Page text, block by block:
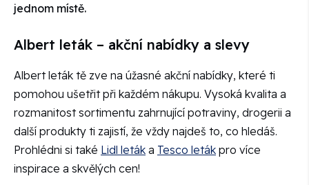
jednom místě.
Albert leták – akční nabídky a slevy
Albert leták tě zve na úžasné akční nabídky, které ti
pomohou ušetřit při každém nákupu. Vysoká kvalita a
rozmanitost sortimentu zahrnující potraviny, drogerii a
další produkty ti zajistí, že vždy najdeš to, co hledáš.
Prohlédni si také Lidl leták a Tesco leták pro více
inspirace a skvělých cen!